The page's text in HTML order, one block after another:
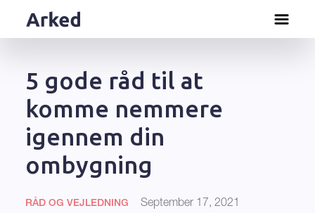
5 gode råd til at
komme nemmere
igennem din
ombygning
RÅD OG VEJLEDNING September 17, 2021